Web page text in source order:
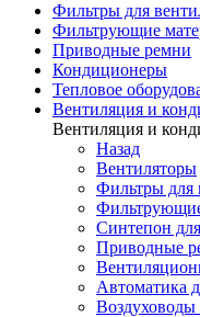
Фильтры для
Фильтрующие
Приводные ремни
Кондиционеры
Тепловое
Вентиляция и
Вентиляция и
Назад
Вентиляторы
Фильтры для
Синтепон
Приводные
Автоматика